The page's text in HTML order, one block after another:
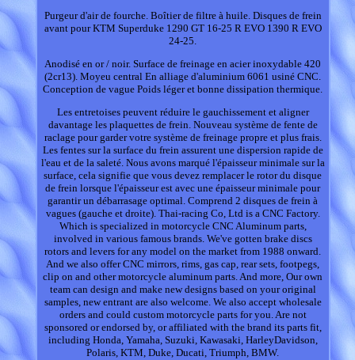
Purgeur d'air de fourche. Boîtier de filtre à huile. Disques de frein
avant pour KTM Superduke 1290 GT 16-25 R EVO 1390 R EVO
24-25.
Anodisé en or / noir. Surface de freinage en acier inoxydable 420
(2cr13). Moyeu central En alliage d'aluminium 6061 usiné CNC.
Conception de vague Poids léger et bonne dissipation thermique.
Les entretoises peuvent réduire le gauchissement et aligner
davantage les plaquettes de frein. Nouveau système de fente de
raclage pour garder votre système de freinage propre et plus frais.
Les fentes sur la surface du frein assurent une dispersion rapide de
l'eau et de la saleté. Nous avons marqué l'épaisseur minimale sur la
surface, cela signifie que vous devez remplacer le rotor du disque
de frein lorsque l'épaisseur est avec une épaisseur minimale pour
garantir un débarrasage optimal. Comprend 2 disques de frein à
vagues (gauche et droite). Thai-racing Co, Ltd is a CNC Factory.
Which is specialized in motorcycle CNC Aluminum parts,
involved in various famous brands. We've gotten brake discs
rotors and levers for any model on the market from 1988 onward.
And we also offer CNC mirrors, rims, gas cap, rear sets, footpegs,
clip on and other motorcycle aluminum parts. And more, Our own
team can design and make new designs based on your original
samples, new entrant are also welcome. We also accept wholesale
orders and could custom motorcycle parts for you. Are not
sponsored or endorsed by, or affiliated with the brand its parts fit,
including Honda, Yamaha, Suzuki, Kawasaki, HarleyDavidson,
Polaris, KTM, Duke, Ducati, Triumph, BMW.